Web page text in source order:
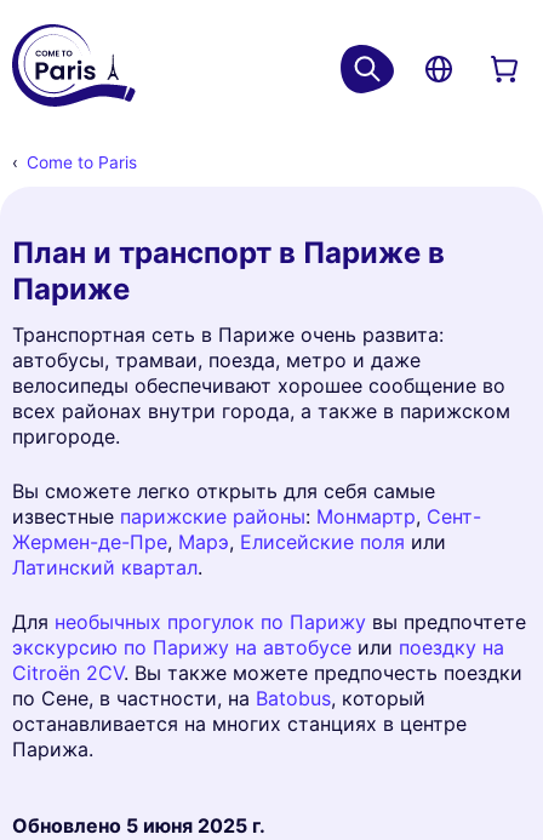
Come to Paris
План и транспорт в Париже в
Париже
Транспортная сеть в Париже очень развита:
автобусы, трамваи, поезда, метро и даже
велосипеды обеспечивают хорошее сообщение во
всех районах внутри города, а также в парижском
пригороде.
Вы сможете легко открыть для себя самые
известные парижские районы: Монмартр, Сент-
Жермен-де-Пре, Марэ, Елисейские поля или
Латинский квартал.
Для необычных прогулок по Парижу вы предпочтете
экскурсию по Парижу на автобусе или поездку на
Citroën 2CV. Вы также можете предпочесть поездки
по Сене, в частности, на Batobus, который
останавливается на многих станциях в центре
Парижа.
Обновлено 5 июня 2025 г.